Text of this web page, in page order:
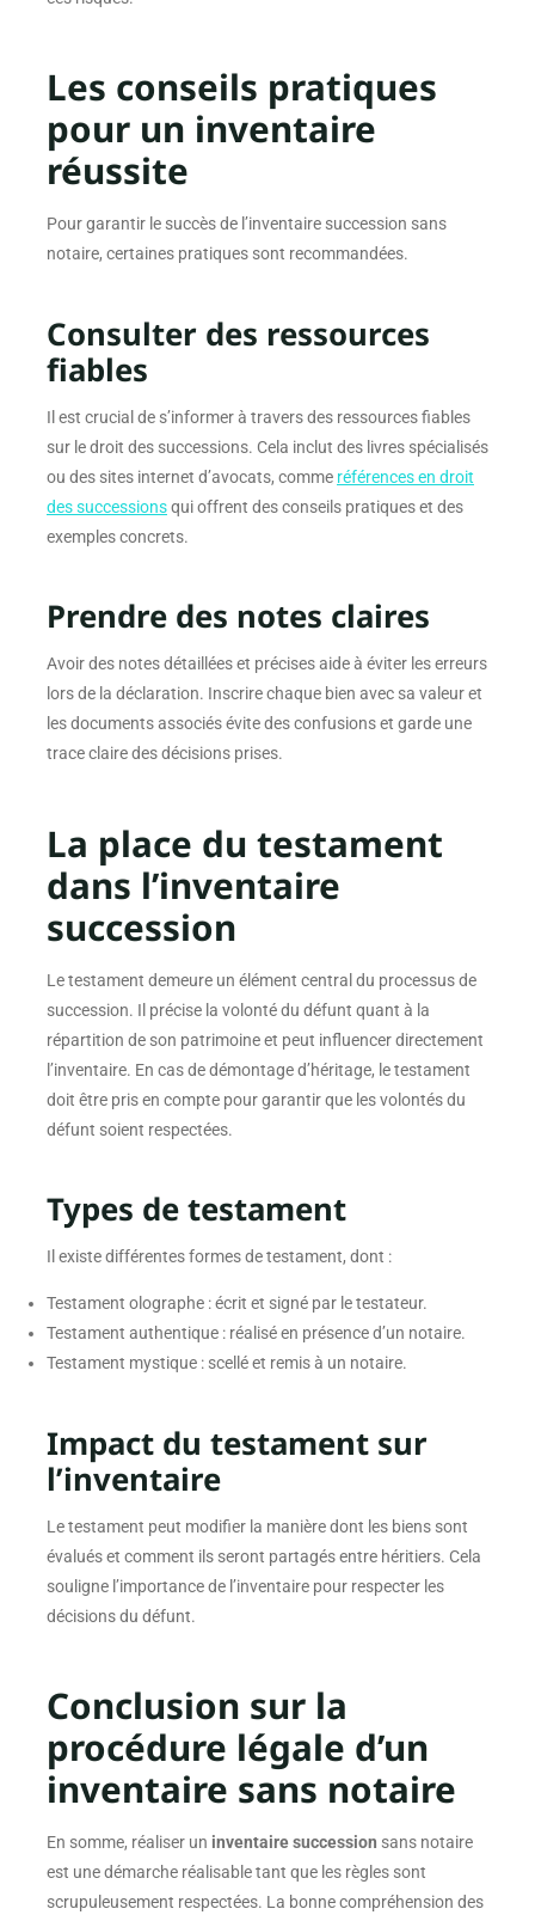
Les conseils pratiques
pour un inventaire
réussite
Pour garantir le succès de l’inventaire succession sans
notaire, certaines pratiques sont recommandées.
Consulter des ressources
fiables
Il est crucial de s’informer à travers des ressources fiables
sur le droit des successions. Cela inclut des livres spécialisés
ou des sites internet d’avocats, comme références en droit
des successionsqui offrent des conseils pratiques et des
exemples concrets.
Prendre des notes claires
Avoir des notes détaillées et précises aide à éviter les erreurs
lors de la déclaration. Inscrire chaque bien avec sa valeur et
les documents associés évite des confusions et garde une
trace claire des décisions prises.
La place du testament
dans l’inventaire
succession
Le testament demeure un élément central du processus de
succession. Il précise la volonté du défunt quant à la
répartition de son patrimoine et peut influencer directement
l’inventaire. En cas de démontage d’héritage, le testament
doit être pris en compte pour garantir que les volontés du
défunt soient respectées.
Types de testament
Il existe différentes formes de testament, dont :
Testament olographe : écrit et signé par le testateur.
Testament authentique : réalisé en présence d’un notaire.
Testament mystique : scellé et remis à un notaire.
Impact du testament sur
l’inventaire
Le testament peut modifier la manière dont les biens sont
évalués et comment ils seront partagés entre héritiers. Cela
souligne l’importance de l’inventaire pour respecter les
décisions du défunt.
Conclusion sur la
procédure légale d’un
inventaire sans notaire
En somme, réaliser un inventaire succession sans notaire
est une démarche réalisable tant que les règles sont
scrupuleusement respectées. La bonne compréhension des